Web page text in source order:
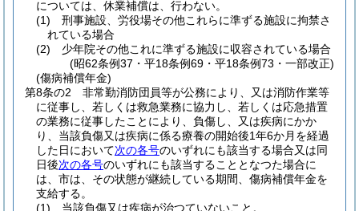
については、休業補償は、行わない。
(1)
刑事施設、労役場その他これらに準ずる施設に拘禁さ
れている場合
(2)
少年院その他これに準ずる施設に収容されている場合
(昭62条例37・平18条例69・平18条例73・一部改正)
(傷病補償年金)
第8条の2
非常勤消防団員等が公務により、又は消防作業等
に従事し、若しくは救急業務に協力し、若しくは応急措置
の業務に従事したことにより、負傷し、又は疾病にかか
り、当該負傷又は疾病に係る療養の開始後1年6か月を経過
した日において次の各号のいずれにも該当する場合又は同
日後次の各号のいずれにも該当することとなつた場合に
は、市は、その状態が継続している期間、傷病補償年金を
支給する。
(1)
当該負傷又は疾病が治つていないこと。